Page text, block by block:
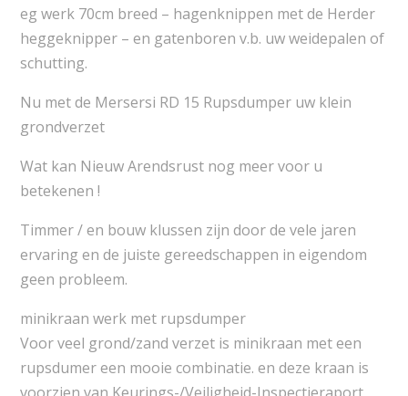
eg werk 70cm breed – hagenknippen met de Herder
heggeknipper – en gatenboren v.b. uw weidepalen of
schutting.
Nu met de Mersersi RD 15 Rupsdumper uw klein
grondverzet
Wat kan Nieuw Arendsrust nog meer voor u
betekenen !
Timmer / en bouw klussen zijn door de vele jaren
ervaring en de juiste gereedschappen in eigendom
geen probleem.
minikraan werk met rupsdumper
Voor veel grond/zand verzet is minikraan met een
rupsdumer een mooie combinatie. en deze kraan is